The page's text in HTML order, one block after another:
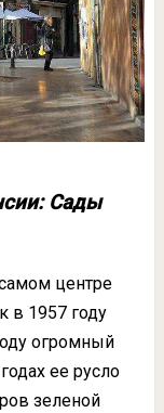
Сады
центре
в 1957 году
огромный
ее русло
зеленой